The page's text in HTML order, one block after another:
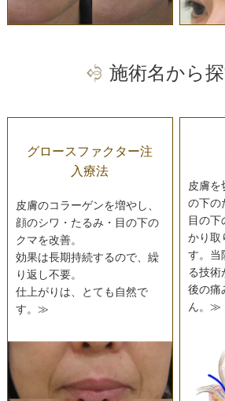
施術名から
グロースファクター注
入療法
皮膚のコラーゲンを増やし、
顔のシワ・たるみ・目の下の
クマを改善。
効果は長期持続するので、繰
り返し不要。
仕上がりは、とても自然で
す。≫
皮膚を
の下の
目の下
かり取
す。当
る技術
後の痛
ん。≫